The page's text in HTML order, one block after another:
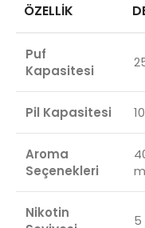
ÖZELLIK
Puf
Kapasitesi
Pil Kapasitesi
Aroma
Seçenekleri
Nikotin